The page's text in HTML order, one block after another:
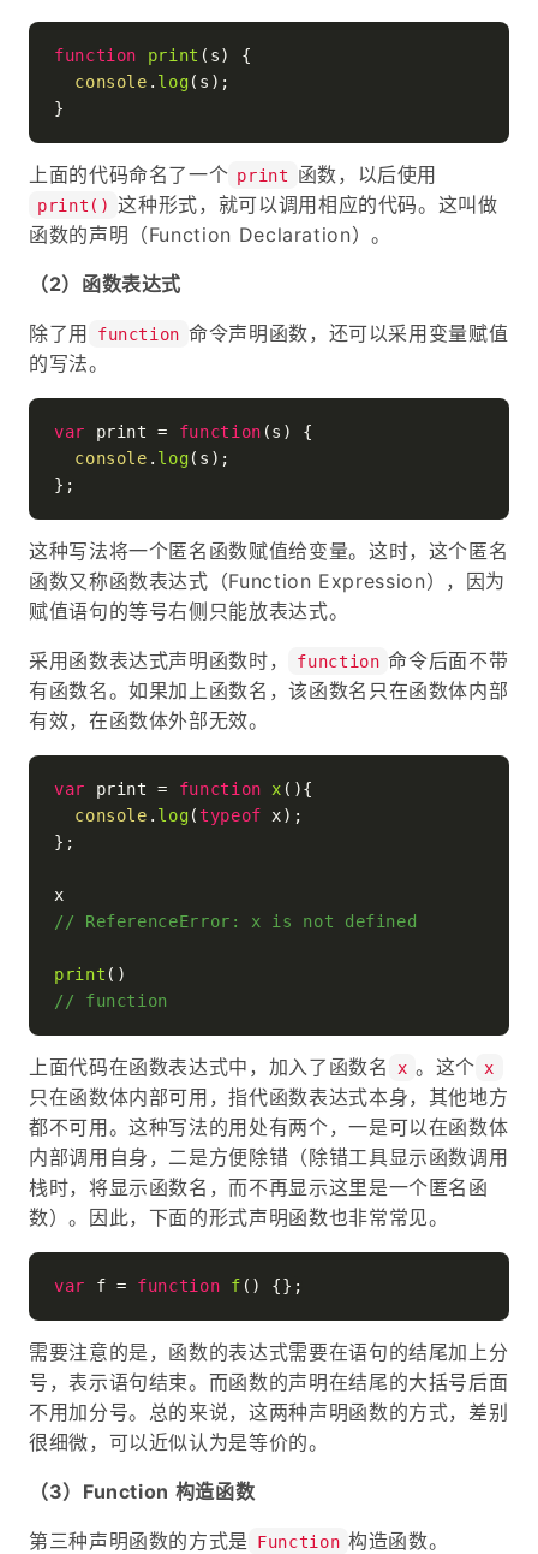
function print ( s) {
console . log(s);
上面的代码命名了一个 print 函数，以后使用
print() 这种形式，就可以调用相应的代码。这叫做
函数的声明（Function Declaration）。
（2）函数表达式
除了用 function 命令声明函数，还可以采用变量赋值
的写法。
var print = function (s ) {
console . log(s);
这种写法将一个匿名函数赋值给变量。这时，这个匿名
函数又称函数表达式（Function Expression），因为
赋值语句的等号右侧只能放表达式。
采用函数表达式声明函数时， function 命令后面不带
有函数名。如果加上函数名，该函数名只在函数体内部
有效，在函数体外部无效。
var print = function x ( ){
console . log(typeof x);
};
// ReferenceError: x is not defined
print
// function
上面代码在函数表达式中，加入了函数名 x 。这个 x
只在函数体内部可用，指代函数表达式本身，其他地方
都不可用。这种写法的用处有两个，一是可以在函数体
内部调用自身，二是方便除错（除错工具显示函数调用
栈时，将显示函数名，而不再显示这里是一个匿名函
数）。因此，下面的形式声明函数也非常常见。
var f = function f (
需要注意的是，函数的表达式需要在语句的结尾加上分
号，表示语句结束。而函数的声明在结尾的大括号后面
不用加分号。总的来说，这两种声明函数的方式，差别
很细微，可以近似认为是等价的。
（3）Function 构造函数
第三种声明函数的方式是 Function 构造函数。